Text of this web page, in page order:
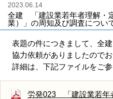
2023.06.14
全建 「建設業若年者理解・
業）」の周知及び調査につい
表題の件につきまして、全
協力依頼がありましたのでお
詳細は、下記ファイルをご参
労発023 「建設業若年